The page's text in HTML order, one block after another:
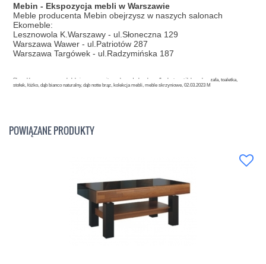
Mebin - Ekspozycja mebli w Warszawie
Meble producenta Mebin obejrzysz w naszych salonach
Ekomeble:
Lesznowola K.Warszawy - ul.Słoneczna 129
Warszawa Wawer - ul.Patriotów 287
Warszawa Targówek - ul.Radzymińska 187
Słowa kluczowe: rossano, kolekcja rossano, witryna, komoda, barek, szafka, lustro, stół, krzesła, szafa, toaletka,
stołek, łóżko, dąb bianco naturalny, dąb notte brąz, kolekcja mebli, meble skrzyniowe, 02.03.2023 M
POWIĄZANE PRODUKTY